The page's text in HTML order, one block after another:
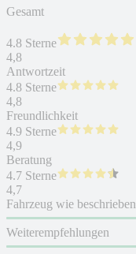
Gesamt
4.8 Sterne
4,8
Antwortzeit
4.8 Sterne
4,8
Freundlichkeit
4.9 Sterne
4,9
Beratung
4.7 Sterne
4,7
Fahrzeug wie beschrieben
Weiterempfehlungen